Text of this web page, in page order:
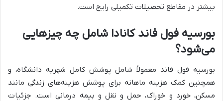
بیشتر در مقاطع تحصیلات تکمیلی رایج است.
بورسیه فول فاند کانادا شامل چه چیزهایی
می‌شود؟
بورسیه فول فاند معمولاً شامل پوشش کامل شهریه دانشگاه، و
همچنین کمک هزینه ماهانه برای پوشش هزینه‌های زندگی مانند
مسکن، خورد و خوراک، حمل و نقل و بیمه درمانی است. جزئیات